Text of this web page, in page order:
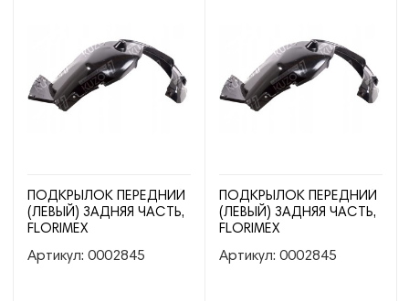
ПОДКРЫЛОК ПЕРЕДНИЙ
(ЛЕВЫЙ) ЗАДНЯЯ ЧАСТЬ,
FLORIMEX
Артикул: 0002845
ПОДКРЫЛОК ПЕРЕДНИЙ
(ЛЕВЫЙ) ЗАДНЯЯ ЧАСТЬ,
FLORIMEX
Артикул: 0002845